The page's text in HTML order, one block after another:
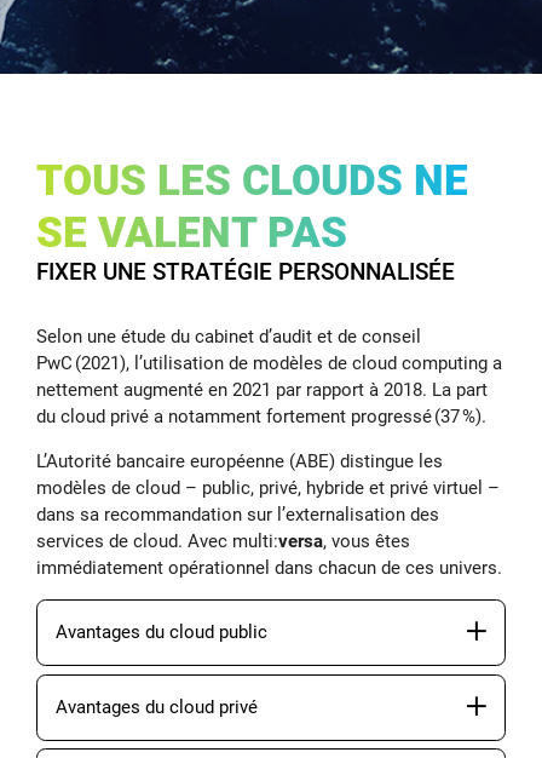
TOUS LES CLOUDS NE
SE VALENT PAS
FIXER UNE STRATÉGIE PERSONNALISÉE
Selon une étude du cabinet d’audit et de conseil
PwC (2021), l’utilisation de modèles de cloud computing a
nettement augmenté en 2021 par rapport à 2018. La part
du cloud privé a notamment fortement progressé (37 %).
L’Autorité bancaire européenne (ABE) distingue les
modèles de cloud – public, privé, hybride et privé virtuel –
dans sa recommandation sur l’externalisation des
services de cloud. Avec multi:versa, vous êtes
immédiatement opérationnel dans chacun de ces univers.
Avantages du cloud public
Avantages du cloud privé